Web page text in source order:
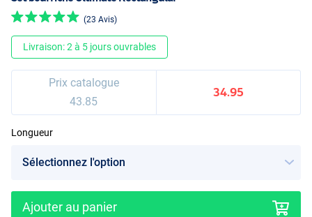
(23 Avis)
Livraison: 2 à 5 jours ouvrables
Prix catalogue
43.85
34.95
Longueur
Ajouter au panier